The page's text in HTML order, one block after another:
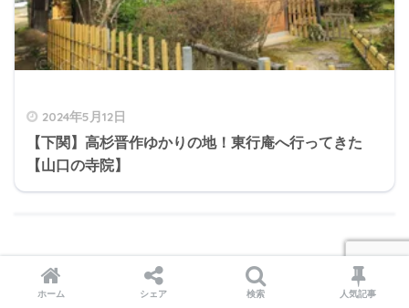
2024年5月12日
【下関】高杉晋作ゆかりの地！東行庵へ行ってきた
【山口の寺院】
その他の山口の神社仏閣まとめ
ホーム シェア 検索 人気記事